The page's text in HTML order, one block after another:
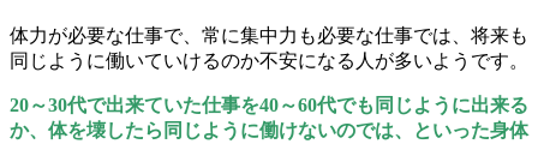
体力が必要な仕事で、常に集中力も必要な仕事では、将来も
同じように働いていけるのか不安になる人が多いようです。
20～30代で出来ていた仕事を40～60代でも同じように出来る
か、体を壊したら同じように働けないのでは、といった身体